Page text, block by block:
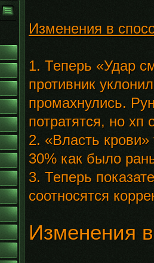
Изменения в
1. Теперь «Удар
противник
промахнулись.
потратятся, но хп
2. «Власть
30% как было
3. Теперь
соотносятся
Изменения